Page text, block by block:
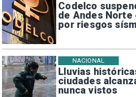
Codelco
de Andes Norte
por riesgos
Lluvias
ciudades
nunca vistos
NACIONAL